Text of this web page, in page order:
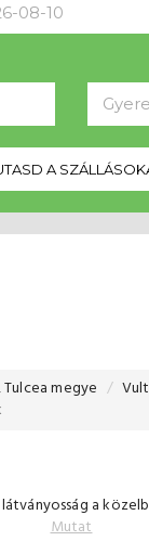
A
megye
látványosság a
Mutat